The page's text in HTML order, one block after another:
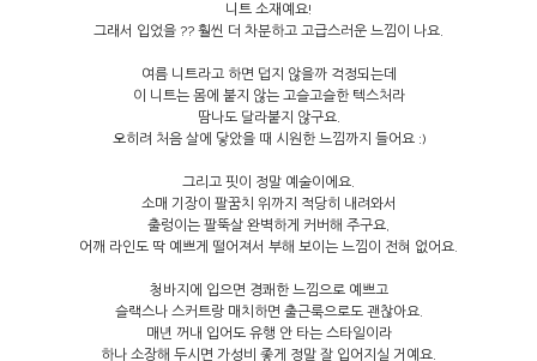
니트 소재예요!
그래서 입었을 ?? 훨씬 더 차분하고 고급스러운 느낌이 나요.
여름 니트라고 하면 덥지 않을까 걱정되는데
이 니트는 몸에 붙지 않는 고슬고슬한 텍스처라
땀나도 달라붙지 않구요.
오히려 처음 살에 닿았을 때 시원한 느낌까지 들어요 :)
그리고 핏이 정말 예술이에요.
소매 기장이 팔꿈치 위까지 적당히 내려와서
출렁이는 팔뚝살 완벽하게 커버해 주구요,
어깨 라인도 딱 예쁘게 떨어져서 부해 보이는 느낌이 전혀 없어요.
청바지에 입으면 경쾌한 느낌으로 예쁘고
슬랙스나 스커트랑 매치하면 출근룩으로도 괜찮아요.
매년 꺼내 입어도 유행 안 타는 스타일이라
하나 소장해 두시면 가성비 좋게 정말 잘 입어지실 거예요.